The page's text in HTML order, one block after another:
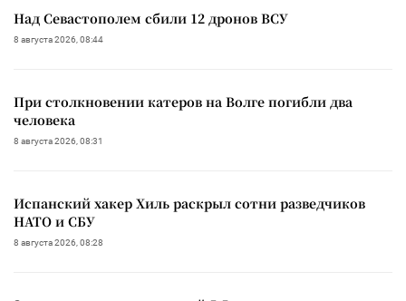
Над Севастополем сбили 12 дронов ВСУ
8 августа 2026, 08:44
При столкновении катеров на Волге погибли два
человека
8 августа 2026, 08:31
Испанский хакер Хиль раскрыл сотни разведчиков
НАТО и СБУ
8 августа 2026, 08:28